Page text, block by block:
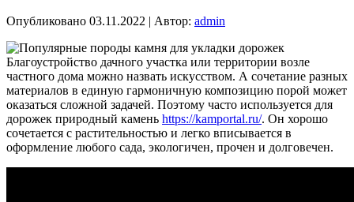
Опубликовано 03.11.2022 | Автор: admin
Благоустройство дачного участка или территории возле
частного дома можно назвать искусством. А сочетание разных
материалов в единую гармоничную композицию порой может
оказаться сложной задачей. Поэтому часто используется для
дорожек природный камень https://kamportal.ru/. Он хорошо
сочетается с растительностью и легко вписывается в
оформление любого сада, экологичен, прочен и долговечен.